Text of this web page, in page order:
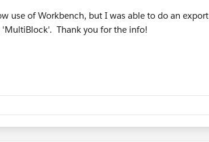
use of Workbench, but I was able to do an export
Thank you for the info!